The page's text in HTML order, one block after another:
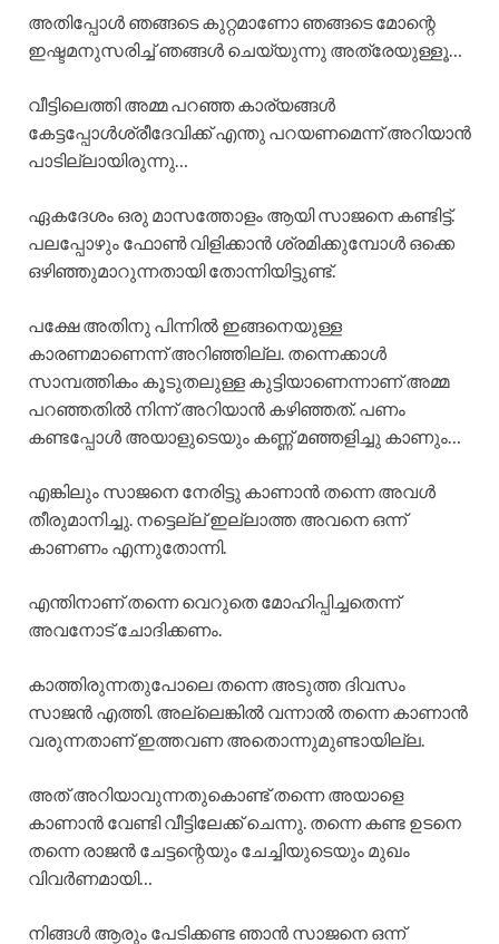
അതിപ്പോൾ ഞങ്ങടെ കുറ്റമാണോ ഞങ്ങടെ മോന്റെ
ഇഷ്ടമനുസരിച്ച് ഞങ്ങൾ ചെയ്യുന്നു അത്രേയുള്ളൂ…
വീട്ടിലെത്തി അമ്മ പറഞ്ഞ കാര്യങ്ങൾ
കേട്ടപ്പോൾശ്രീദേവിക്ക് എന്തു പറയണമെന്ന് അറിയാൻ
പാടില്ലായിരുന്നു…
ഏകദേശം ഒരു മാസത്തോളം ആയി സാജനെ കണ്ടിട്ട്.
പലപ്പോഴും ഫോൺ വിളിക്കാൻ ശ്രമിക്കുമ്പോൾ ഒക്കെ
ഒഴിഞ്ഞുമാറുന്നതായി തോന്നിയിട്ടുണ്ട്.
പക്ഷേ അതിനു പിന്നിൽ ഇങ്ങനെയുള്ള
കാരണമാണെന്ന് അറിഞ്ഞില്ല. തന്നെക്കാൾ
സാമ്പത്തികം കൂടുതലുള്ള കുട്ടിയാണെന്നാണ് അമ്മ
പറഞ്ഞതിൽ നിന്ന് അറിയാൻ കഴിഞ്ഞത്. പണം
കണ്ടപ്പോൾ അയാളുടെയും കണ്ണ് മഞ്ഞളിച്ചു കാണും…
എങ്കിലും സാജനെ നേരിട്ടു കാണാൻ തന്നെ അവൾ
തീരുമാനിച്ചു. നട്ടെല്ല് ഇല്ലാത്ത അവനെ ഒന്ന്
കാണണം എന്നുതോന്നി.
എന്തിനാണ് തന്നെ വെറുതെ മോഹിപ്പിച്ചതെന്ന്
അവനോട് ചോദിക്കണം.
കാത്തിരുന്നതുപോലെ തന്നെ അടുത്ത ദിവസം
സാജൻ എത്തി. അല്ലെങ്കിൽ വന്നാൽ തന്നെ കാണാൻ
വരുന്നതാണ് ഇത്തവണ അതൊന്നുമുണ്ടായില്ല.
അത് അറിയാവുന്നതുകൊണ്ട് തന്നെ അയാളെ
കാണാൻ വേണ്ടി വീട്ടിലേക്ക് ചെന്നു. തന്നെ കണ്ട ഉടനെ
തന്നെ രാജൻ ചേട്ടന്റെയും ചേച്ചിയുടെയും മുഖം
വിവർണമായി…
നിങ്ങൾ ആരും പേടിക്കണ്ട ഞാൻ സാജനെ ഒന്ന്